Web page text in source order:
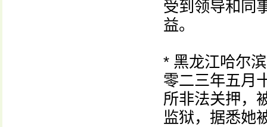
受到领导和同
益。
* 黑龙江哈尔
零二三年五月
所非法关押，
监狱，据悉她